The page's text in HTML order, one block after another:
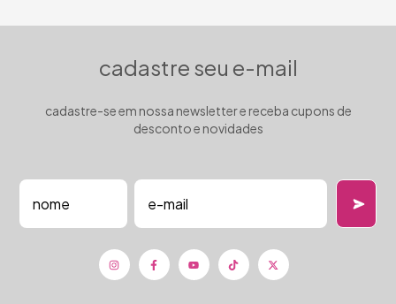
cadastre seu e-mail
cadastre-se em nossa newsletter e receba cupons de
desconto e novidades